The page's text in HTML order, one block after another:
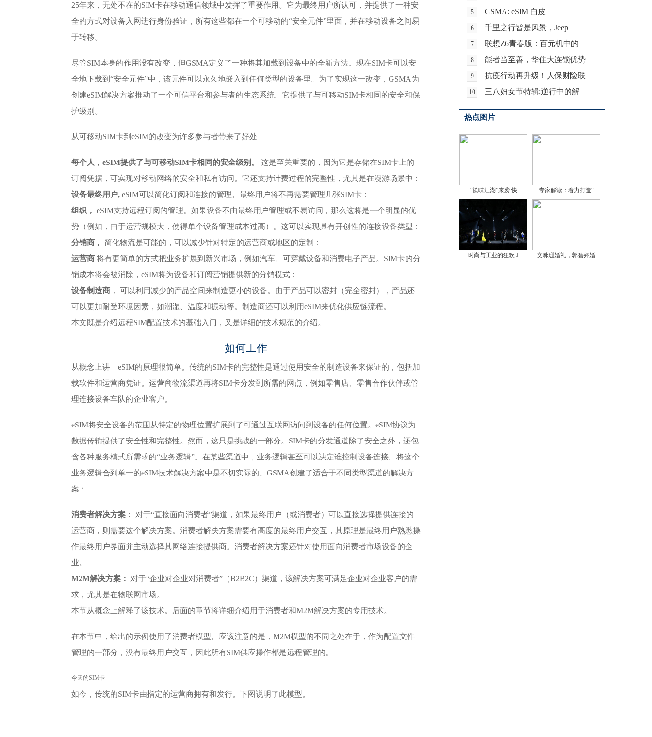
25年来，无处不在的SIM卡在移动通信领域中发挥了重要作用。它为最终用户所认可，并提供了一种安
全的方式对设备入网进行身份验证，所有这些都在一个可移动的“安全元件”里面，并在移动设备之间易
于转移。
尽管SIM本身的作用没有改变，但GSMA定义了一种将其加载到设备中的全新方法。现在SIM卡可以安
全地下载到“安全元件”中，该元件可以永久地嵌入到任何类型的设备里。为了实现这一改变，GSMA为
创建eSIM解决方案推动了一个可信平台和参与者的生态系统。它提供了与可移动SIM卡相同的安全和保
护级别。
从可移动SIM卡到eSIM的改变为许多参与者带来了好处：
每个人，eSIM提供了与可移动SIM卡相同的安全级别。
这是至关重要的，因为它是存储在SIM卡上的
订阅凭据，可实现对移动网络的安全和私有访问。它还支持计费过程的完整性，尤其是在漫游场景中：
设备最终用户, eSIM可以简化订阅和连接的管理。最终用户将不再需要管理几张SIM卡：
组织， eSIM支持远程订阅的管理。如果设备不由最终用户管理或不易访问，那么这将是一个明显的优
势（例如，由于运营规模大，使得单个设备管理成本过高）。这可以实现具有开创性的连接设备类型：
分销商， 简化物流是可能的，可以减少针对特定的运营商或地区的定制：
运营商 将有更简单的方式把业务扩展到新兴市场，例如汽车、可穿戴设备和消费电子产品。SIM卡的分
销成本将会被消除，eSIM将为设备和订阅营销提供新的分销模式：
设备制造商， 可以利用减少的产品空间来制造更小的设备。由于产品可以密封（完全密封），产品还
可以更加耐受环境因素，如潮湿、温度和振动等。制造商还可以利用eSIM来优化供应链流程。
本文既是介绍远程SIM配置技术的基础入门，又是详细的技术规范的介绍。
如何工作
从概念上讲，eSIM的原理很简单。传统的SIM卡的完整性是通过使用安全的制造设备来保证的，包括加
载软件和运营商凭证。运营商物流渠道再将SIM卡分发到所需的网点，例如零售店、零售合作伙伴或管
理连接设备车队的企业客户。
eSIM将安全设备的范围从特定的物理位置扩展到了可通过互联网访问到设备的任何位置。eSIM协议为
数据传输提供了安全性和完整性。然而，这只是挑战的一部分。SIM卡的分发通道除了安全之外，还包
含各种服务模式所需求的“业务逻辑”。在某些渠道中，业务逻辑甚至可以决定谁控制设备连接。将这个
业务逻辑合到单一的eSIM技术解决方案中是不切实际的。GSMA创建了适合于不同类型渠道的解决方
案：
消费者解决方案：
对于“直接面向消费者”渠道，如果最终用户（或消费者）可以直接选择提供连接的
运营商，则需要这个解决方案。消费者解决方案需要有高度的最终用户交互，其原理是最终用户熟悉操
作最终用户界面并主动选择其网络连接提供商。消费者解决方案还针对使用面向消费者市场设备的企
业。
M2M解决方案：
对于“企业对企业对消费者”（B2B2C）渠道，该解决方案可满足企业对企业客户的需
求，尤其是在物联网市场。
本节从概念上解释了该技术。后面的章节将详细介绍用于消费者和M2M解决方案的专用技术。
在本节中，给出的示例使用了消费者模型。应该注意的是，M2M模型的不同之处在于，作为配置文件
管理的一部分，没有最终用户交互，因此所有SIM供应操作都是远程管理的。
今天的SIM卡
如今，传统的SIM卡由指定的运营商拥有和发行。下图说明了此模型。
5 GSMA: eSIM 白皮
6 千里之行皆是风景，Jeep
7 联想Z6青春版：百元机中的
8 能者当至善，华住大连锁优势
9 抗疫行动再升级！人保财险联
10 三八妇女节特辑;逆行中的解
热点图片
“筷味江湖”来袭 快 专家解读：着力打造“
时尚与工业的狂欢 J 文咏珊婚礼，郭碧婷婚